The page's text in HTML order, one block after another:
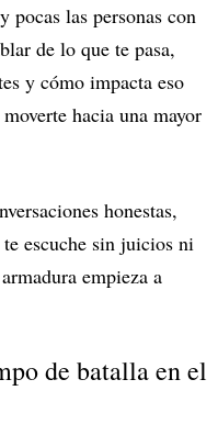
pocas las personas con
de lo que te pasa,
y cómo impacta eso
hacia una mayor
honestas,
escuche sin juicios ni
empieza a
de batalla en el